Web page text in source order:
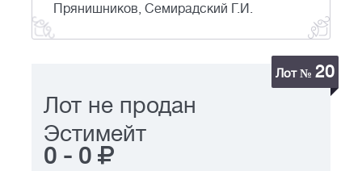
Прянишников, Семирадский Г.И.
Лот № 20
Лот не продан
Эстимейт
0 - 0